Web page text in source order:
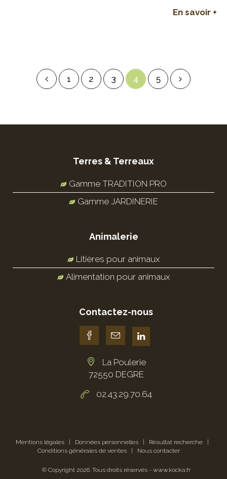
En savoir +
1 2 3 4 5
Terres & Terreaux
Gamme TRADITION PRO
Gamme JARDINERIE
Animalerie
Litières pour animaux
Alimentation pour animaux
Contactez-nous
La Poulerie
72550 DEGRE
02.43.29.70.64
Mentions légales| Données personnelles| Résultat recherche|
Conditions générales de ventes| Nous contacter
© Copyright 2026. Tous droits réservés - www.kocka.fr